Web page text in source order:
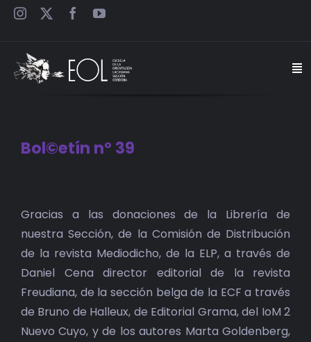
Saltar
JORNADAS
CARTELES
BIBLIOTECA
Bol©etín n° 39
más
grande
Gracias a las donaciones de la Librería de
nuestra Sección, de la Comisión de Distribución
de la revista Mediodicho, de la ELP, a través de
Daniel Cena director editorial de la revista
Freudiana, de la sección belga de la ECF a través
de Bruno de Halleux, de Editorial Grama, del IoM 2
Nuevo Cuyo, y de los autores Marta Goldenberg,